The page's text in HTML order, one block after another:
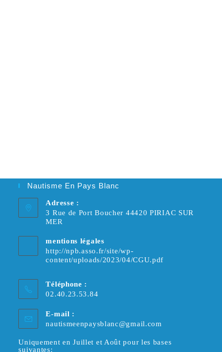
Nautisme En Pays Blanc
Adresse :
3 Rue de Port Boucher 44420 PIRIAC SUR
MER
mentions légales
http://npb.asso.fr/site/wp-
content/uploads/2023/04/CGU.pdf
Téléphone :
02.40.23.53.84
E-mail :
nautismeenpaysblanc@gmail.com
votre
Uniquement en Juillet et Août pour les bases
suivantes: